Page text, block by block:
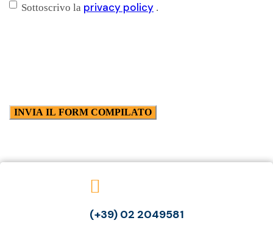
Sottoscrivo la privacy policy .
(+39) 02 2049581